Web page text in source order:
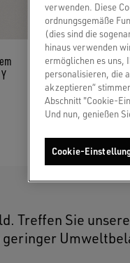
Treffen Sie
verwenden. Diese
ordnungsgemäße
(dies sind die
hinaus verwenden
ermöglichen es uns,
personalisieren, die
akzeptieren“
Abschnitt "Cookie-
Und nun, genießen
Cookie-